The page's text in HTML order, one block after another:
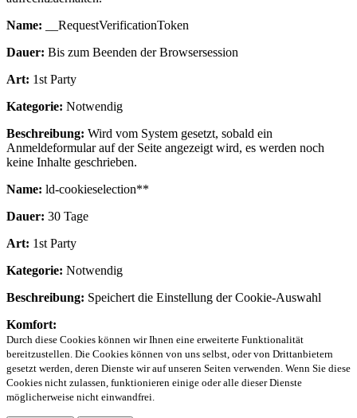
Name: __RequestVerificationToken
Dauer: Bis zum Beenden der Browsersession
Art: 1st Party
Kategorie: Notwendig
Beschreibung: Wird vom System gesetzt, sobald ein
Anmeldeformular auf der Seite angezeigt wird, es werden noch
keine Inhalte geschrieben.
Name: ld-cookieselection**
Dauer: 30 Tage
Art: 1st Party
Kategorie: Notwendig
Beschreibung: Speichert die Einstellung der Cookie-Auswahl
Komfort:
Durch diese Cookies können wir Ihnen eine erweiterte Funktionalität
bereitzustellen. Die Cookies können von uns selbst, oder von Drittanbietern
gesetzt werden, deren Dienste wir auf unseren Seiten verwenden. Wenn Sie diese
Cookies nicht zulassen, funktionieren einige oder alle dieser Dienste
möglicherweise nicht einwandfrei.